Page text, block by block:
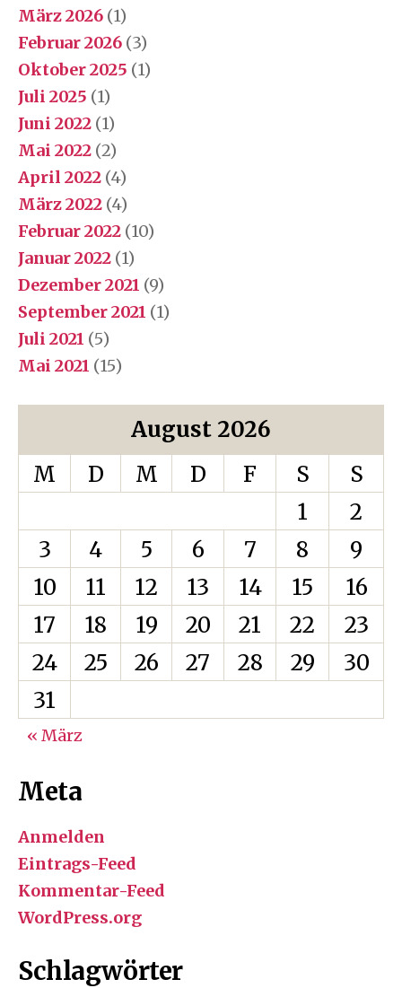
März 2026 (1)
Februar 2026 (3)
Oktober 2025 (1)
Juli 2025 (1)
Juni 2022 (1)
Mai 2022 (2)
April 2022 (4)
März 2022 (4)
Februar 2022 (10)
Januar 2022 (1)
Dezember 2021 (9)
September 2021 (1)
Juli 2021 (5)
Mai 2021 (15)
August 2026
M
D M D F S
S
1
2
3
4 5 6 7 8
9
10
11 12 13 14 15
16
17
18 19 20 21 22
23
24
25 26 27 28 29
30
31
« März
Meta
Anmelden
Eintrags-Feed
Kommentar-Feed
WordPress.org
Schlagwörter